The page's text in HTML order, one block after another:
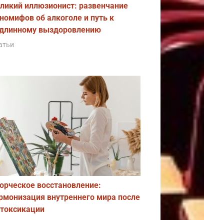
иллюзионист: развенчание
об алкоголе и путь к
выздоровлению
восстановление:
внутреннего мира после